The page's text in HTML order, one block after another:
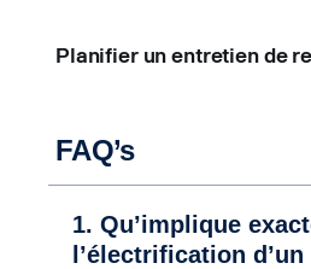
Planifier un entretien de
FAQ’s
1. Qu’implique
l’électrification